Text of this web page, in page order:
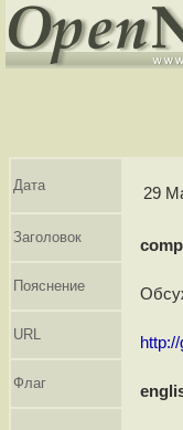
Дата 29
Заголовок
Пояснение
URL
Флаг